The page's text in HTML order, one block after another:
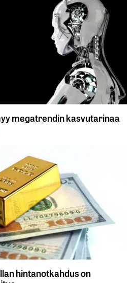
megatrendin kasvutarinaa
hintanotkahdus on